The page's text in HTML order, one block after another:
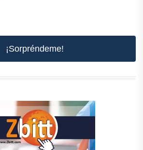
¡Sorpréndeme!